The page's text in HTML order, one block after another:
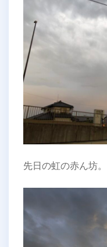
先日の虹の赤ん坊